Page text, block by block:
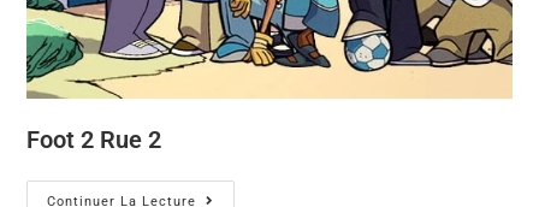
Foot 2 Rue 2
Continuer La Lecture